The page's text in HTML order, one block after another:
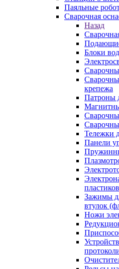
Паяльные
Сварочная
Назад
Блоки
крепежа
Патроны
Тележки
Панели
Зажимы
втулок
Ножи